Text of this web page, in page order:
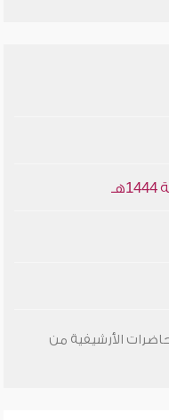
الأرشيفية من